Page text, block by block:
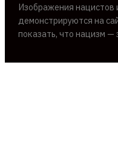
Изображения нацистов
демонстрируются на
показать, что нацизм —